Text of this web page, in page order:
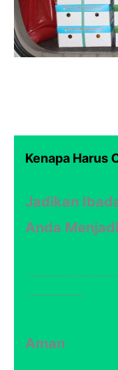
Kenapa Harus
Jadikan
Anda
……………….
Aman